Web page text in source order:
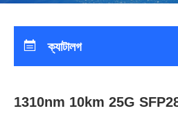
ক্যাটালগ
1310nm 10km 25G SFP28